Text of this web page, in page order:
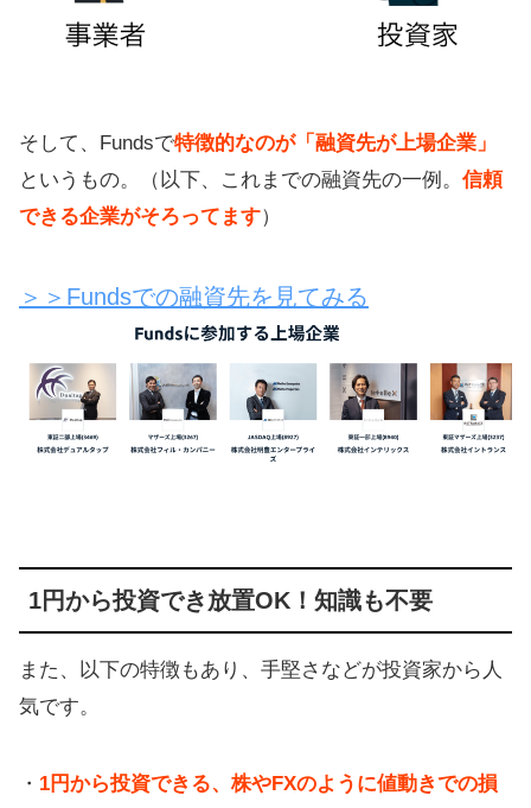
そして、Fundsで特徴的なのが「融資先が上場企業」
というもの。（以下、これまでの融資先の一例。 信頼
できる企業がそろってます）
＞＞Fundsでの融資先を見てみる
1円から投資でき放置OK！知識も不要
また、以下の特徴もあり、手堅さなどが投資家から人
気です。
・ 1円から投資できる、株やFXのように値動きでの損